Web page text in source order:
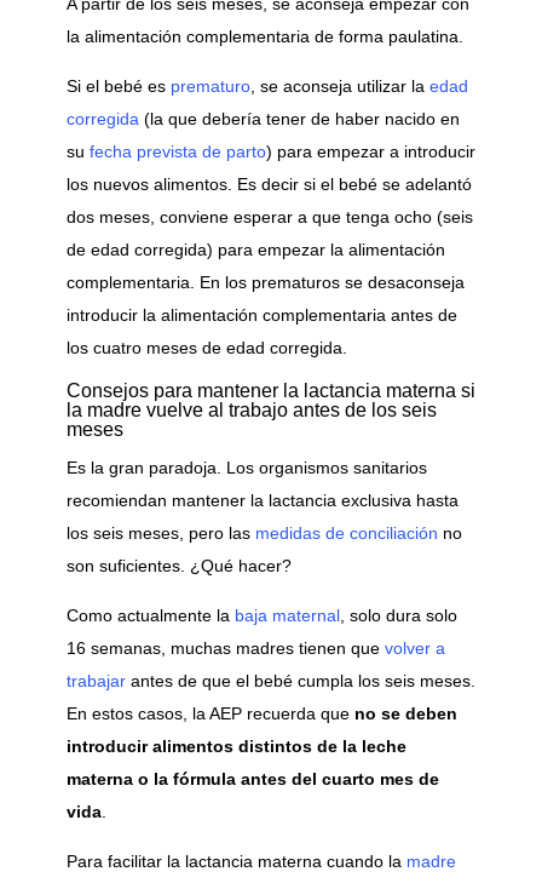
la alimentación complementaria de forma paulatina.
Si el bebé esprematuro, se aconseja utilizar la edad
corregida (la que debería tener de haber nacido en
su fecha prevista de parto) para empezar a introducir
los nuevos alimentos. Es decir si el bebé se adelantó
dos meses, conviene esperar a que tenga ocho (seis
de edad corregida) para empezar la alimentación
complementaria. En los prematuros se desaconseja
introducir la alimentación complementaria antes de
los cuatro meses de edad corregida.
Consejos para mantener la lactancia materna si
la madre vuelve al trabajo antes de los seis
meses
Es la gran paradoja. Los organismos sanitarios
recomiendan mantener la lactancia exclusiva hasta
los seis meses, pero las medidas de conciliación no
son suficientes. ¿Qué hacer?
Como actualmente la baja maternal, solo dura solo
16 semanas, muchas madres tienen quevolver a
trabajarantes de que el bebé cumpla los seis meses.
En estos casos, la AEP recuerda que no se deben
introducir alimentos distintos de la leche
materna o la fórmula antes del cuarto mes de
vida.
Para facilitar la lactancia materna cuando la madre